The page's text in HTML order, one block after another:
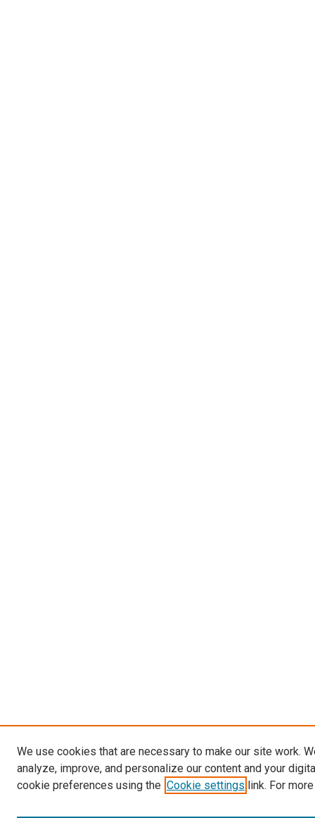
We use cookies that are necessary to make our site work.
analyze, improve, and personalize our content and your
cookie preferences using the Cookie settings link. For